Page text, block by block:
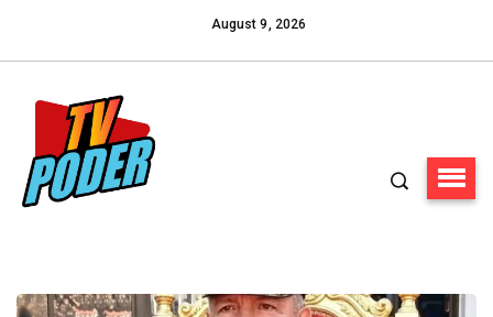
August 9, 2026